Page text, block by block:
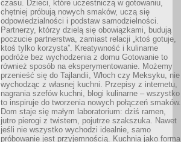
czasu. Dzieci, które uczestniczą w gotowaniu,
chętniej próbują nowych smaków, uczą się
odpowiedzialności i podstaw samodzielności.
Partnerzy, którzy dzielą się obowiązkami, budują
poczucie partnerstwa, zamiast relacji „ktoś gotuje,
ktoś tylko korzysta”. Kreatywność i kulinarne
podróże bez wychodzenia z domu Gotowanie to
również sposób na eksperymentowanie. Możemy
przenieść się do Tajlandii, Włoch czy Meksyku, nie
wychodząc z własnej kuchni. Przepisy z internetu,
nagrania szefów kuchni, blogi kulinarne – wszystko
to inspiruje do tworzenia nowych połączeń smaków.
Dom staje się małym laboratorium: dziś ramen,
jutro pierogi z twistem, pojutrze szakszuka. Nawet
jeśli nie wszystko wychodzi idealnie, samo
próbowanie jest przyjemnością. Kuchnia jako forma